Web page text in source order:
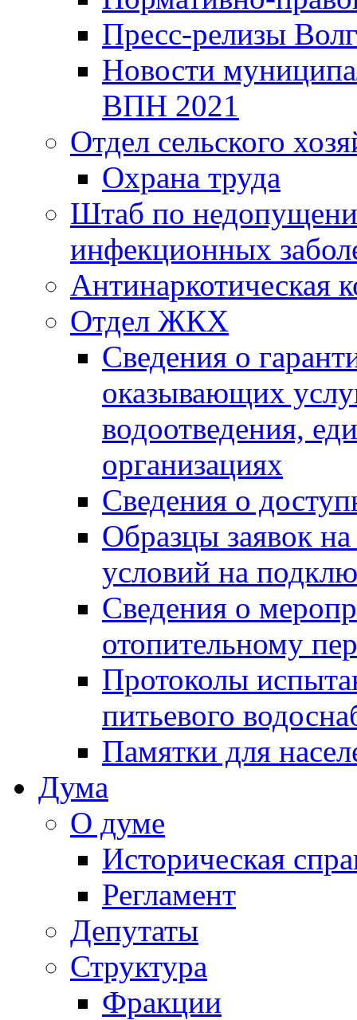
Пресс-релизы
Новости
ВПН 2021
Отдел сельского
Охрана труда
Штаб по
инфекционных
Антинаркотическая
Отдел ЖКХ
Сведения о
оказывающих
водоотведения,
организациях
Сведения о
Образцы заявок
условий на
Сведения о
отопительному
Протоколы
питьевого
Памятки для
Дума
О думе
Историческая
Регламент
Депутаты
Структура
Фракции